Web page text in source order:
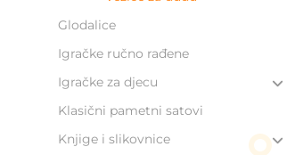
Glodalice
Igračke ručno rađene
Igračke za djecu
Klasični pametni satovi
Knjige i slikovnice